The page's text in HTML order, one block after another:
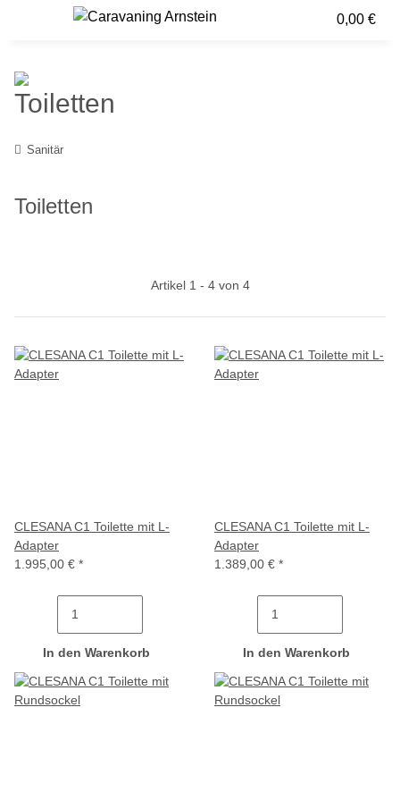
0,00 €
Toiletten
Sanitär
Toiletten
Artikel 1 - 4 von 4
CLESANA C1 Toilette mit L-
Adapter
1.995,00 € *
In den Warenkorb
CLESANA C1 Toilette mit L-
Adapter
1.389,00 € *
In den Warenkorb